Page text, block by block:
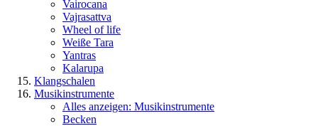
Vairocana
Vajrasattva
Wheel of life
Weiße Tara
Yantras
Kalarupa
Klangschalen
Musikinstrumente
Alles anzeigen: Musikinstrumente
Becken